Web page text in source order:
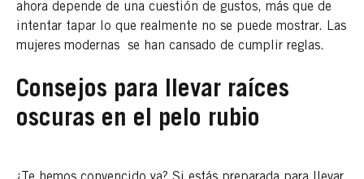
ahora depende de una cuestión de gustos, más que de
intentar tapar lo que realmente no se puede mostrar. Las
mujeres modernas se han cansado de cumplir reglas.
Consejos para llevar raíces
oscuras en el pelo rubio